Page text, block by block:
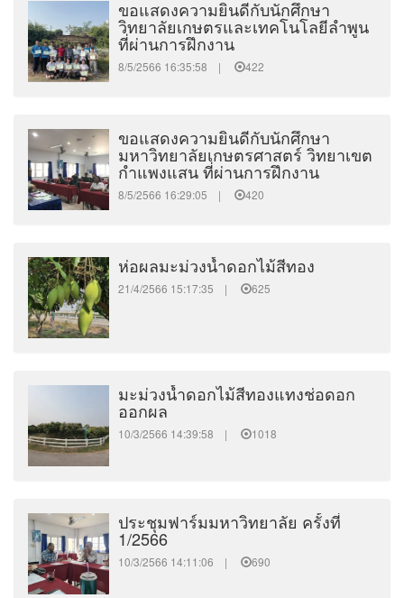
ขอแสดงความยินดีกับนักศึกษา
วิทยาลัยเกษตรและเทคโนโลยีลำพูน
ที่ผ่านการฝึกงาน
8/5/2566 16:35:58 | 422
ขอแสดงความยินดีกับนักศึกษา
มหาวิทยาลัยเกษตรศาสตร์ วิทยาเขต
กำแพงแสน ที่ผ่านการฝึกงาน
8/5/2566 16:29:05 | 420
ห่อผลมะม่วงน้ำดอกไม้สีทอง
21/4/2566 15:17:35 | 625
มะม่วงน้ำดอกไม้สีทองแทงช่อดอก
ออกผล
10/3/2566 14:39:58 | 1018
ประชุมฟาร์มมหาวิทยาลัย ครั้งที่
1/2566
10/3/2566 14:11:06 | 690